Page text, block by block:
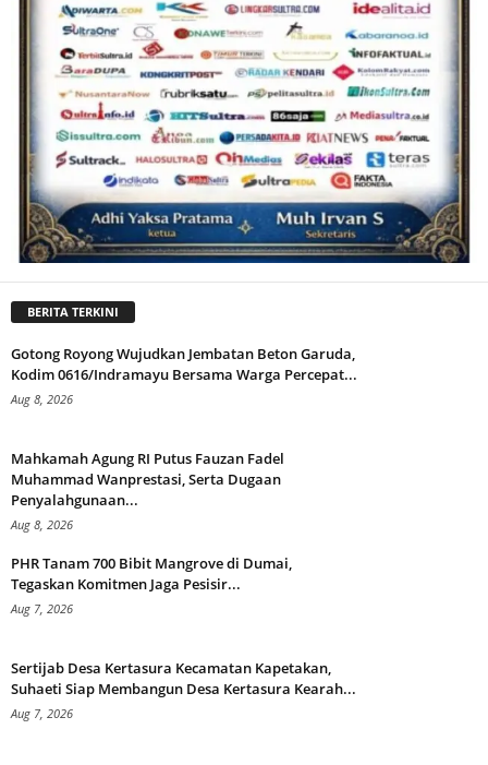
BERITA TERKINI
Gotong Royong Wujudkan Jembatan Beton Garuda,
Kodim 0616/Indramayu Bersama Warga Percepat...
Aug 8, 2026
Mahkamah Agung RI Putus Fauzan Fadel
Muhammad Wanprestasi, Serta Dugaan
Penyalahgunaan...
Aug 8, 2026
PHR Tanam 700 Bibit Mangrove di Dumai,
Tegaskan Komitmen Jaga Pesisir...
Aug 7, 2026
Sertijab Desa Kertasura Kecamatan Kapetakan,
Suhaeti Siap Membangun Desa Kertasura Kearah...
Aug 7, 2026